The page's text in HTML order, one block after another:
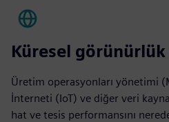
Küresel
Üretim operasyonları yönetimi
İnterneti (IoT) ve diğer veri
hat ve tesis performansını